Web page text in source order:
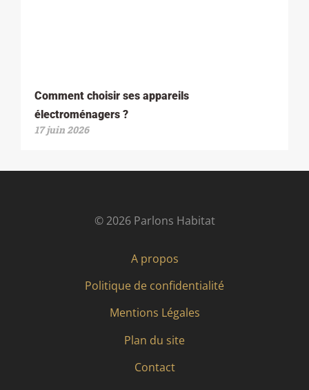
Comment choisir ses appareils
électroménagers ?
17 juin 2026
© 2026 Parlons Habitat
A propos
Politique de confidentialité
Mentions Légales
Plan du site
Contact